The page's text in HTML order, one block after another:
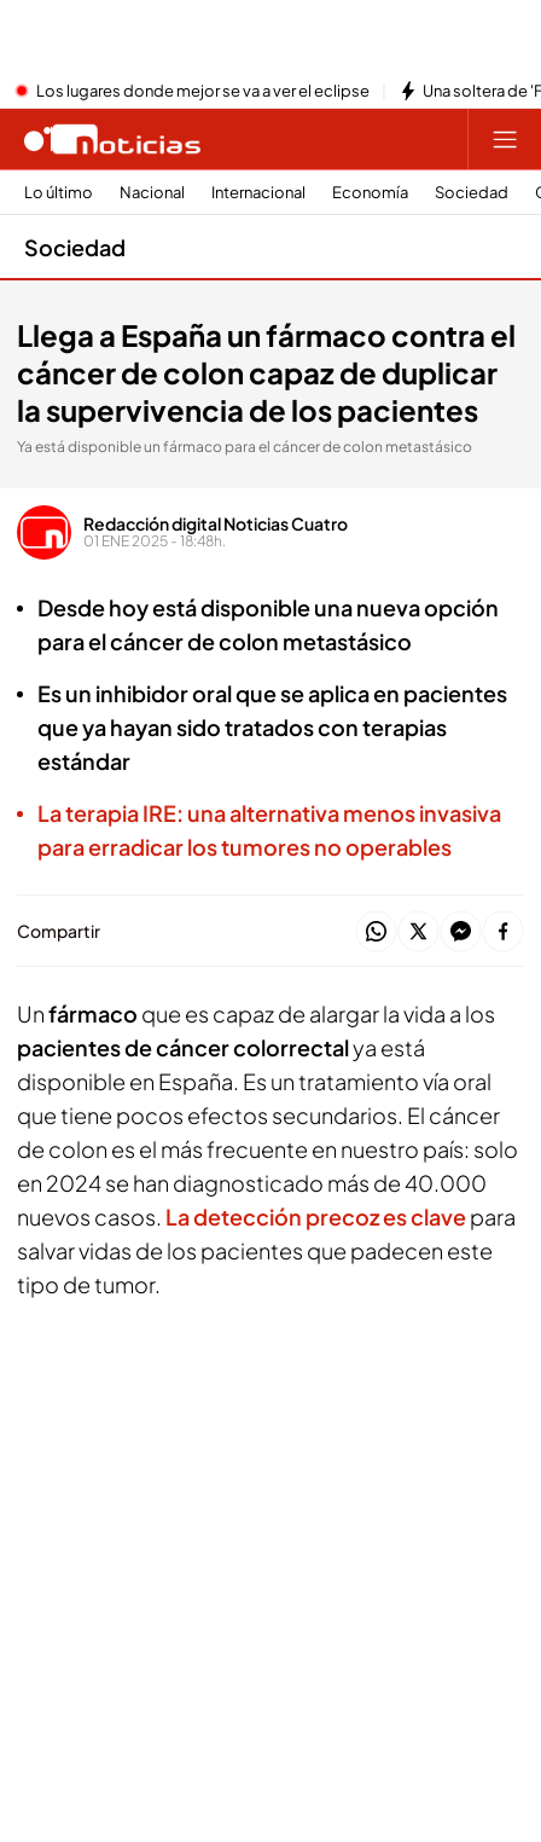
Los lugares donde mejor se va a ver el eclipse Una soltera de
Lo último Nacional Internacional Economía Sociedad
Sociedad
Llega a España un fármaco contra el
cáncer de colon capaz de duplicar
la supervivencia de los pacientes
Ya está disponible un fármaco para el cáncer de colon metastásico
Redacción digital Noticias Cuatro
01 ENE 2025 - 18:48h.
Desde hoy está disponible una nueva opción
para el cáncer de colon metastásico
Es un inhibidor oral que se aplica en pacientes
que ya hayan sido tratados con terapias
estándar
La terapia IRE: una alternativa menos invasiva
para erradicar los tumores no operables
Compartir
Unfármaco que es capaz de alargar la vida a los
pacientes de cáncer colorrectalya está
disponible en España. Es un tratamiento vía oral
que tiene pocos efectos secundarios. El cáncer
de colon es el más frecuente en nuestro país: solo
en 2024 se han diagnosticado más de 40.000
nuevos casos. La detección precoz es clavepara
salvar vidas de los pacientes que padecen este
tipo de tumor.